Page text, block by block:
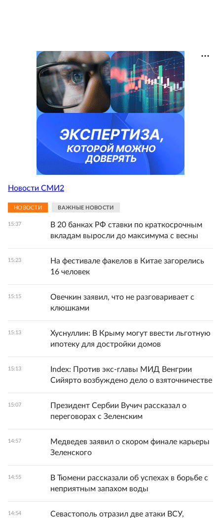
Новости СМИ2
НОВОСТИ ВАЖНЫЕ НОВОСТИ
15:37
В 20 банках РФ ставки по краткосрочным
вкладам выросли до максимума с весны
15:23
На фестивале факелов в Китае загорелись
16 человек
15:15
Овечкин заявил, что не разговаривает с
клюшками
15:13
Хуснуллин: В Крыму могут ввести льготную
ипотеку для достройки домов
15:13
Index: Против экс-главы МИД Венгрии
Сийярто возбуждено дело о взяточничестве
15:07
Президент Сербии Вучич рассказал о
переговорах с Зеленским
14:57
Медведев заявил о скором финале карьеры
Зеленского
14:55
В Тюмени рассказали об успехах в борьбе с
неприятным запахом воды
14:54 Севастополь отразил две атаки ВСУ,